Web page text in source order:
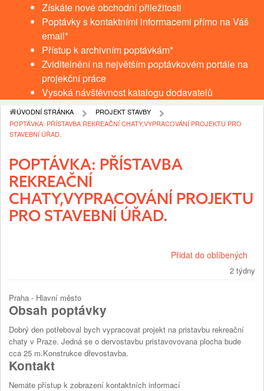
Získáte nové obchodní přiležitosti
Poptávky s kontaktními informacemi přímo na Váš
email*
Přístup k archivním poptávkám*
Zviditelnění na největším poptávkovém portále na
projekční práce
Vysoká návštěvnost katalogu dodavatelů
ÚVODNÍ STRÁNKA
PROJEKT STAVBY
POPTÁVKA: PŘÍSTAVBA REKREAČNÍ CHATY,VYPRACOVÁNÍ PROJEKTU PRO
STAVEBNÍ ÚŘAD.
POPTÁVKA: PŘÍSTAVBA
REKREAČNÍ
CHATY,VYPRACOVÁNÍ PROJEKTU
PRO STAVEBNÍ ÚŘAD.
Přidat do oblíbených
2 týdny
Praha - Hlavní město
Obsah poptávky
Dobrý den potřeboval bych vypracovat projekt na pristavbu rekreační
chaty v Praze. Jedná se o dervostavbu pristavovovana plocha bude
cca 25 m.Konstrukce dřevostavba.
Kontakt
Nemáte přístup k zobrazení kontaktních informací